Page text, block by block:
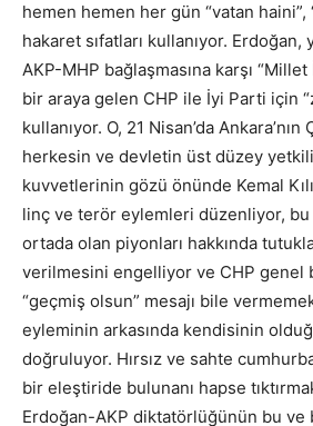
hemen hemen her gün “vatan haini”,
hakaret sıfatları kullanıyor.
AKP-MHP bağlaşmasına karşı “Millet
bir araya gelen CHP ile İyi Parti için
kullanıyor. O, 21 Nisan’da
herkesin ve devletin üst düzey
kuvvetlerinin gözü önünde Kemal
linç ve terör eylemleri düzenliyor, bu
ortada olan piyonları hakkında
verilmesini engelliyor ve CHP genel
“geçmiş olsun” mesajı bile
eyleminin arkasında kendisinin
doğruluyor. Hırsız ve sahte
bir eleştiride bulunanı hapse
Erdoğan-AKP diktatörlüğünün bu ve